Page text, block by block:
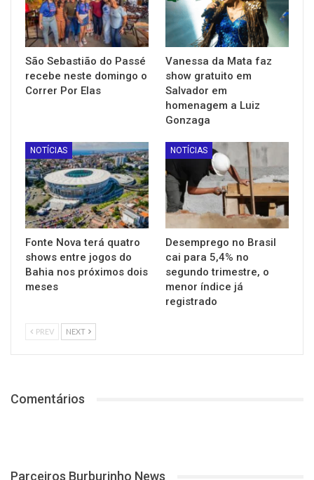
São Sebastião do Passé
recebe neste domingo o
Correr Por Elas
Vanessa da Mata faz
show gratuito em
Salvador em
homenagem a Luiz
Gonzaga
NOTÍCIAS
Fonte Nova terá quatro
shows entre jogos do
Bahia nos próximos dois
meses
NOTÍCIAS
Desemprego no Brasil
cai para 5,4% no
segundo trimestre, o
menor índice já
registrado
PREV NEXT
Comentários
Parceiros Burburinho News